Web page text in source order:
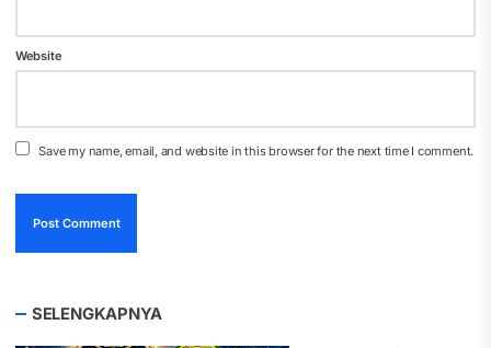
Website
Save my name, email, and website in this browser for the next time I comment.
SELENGKAPNYA